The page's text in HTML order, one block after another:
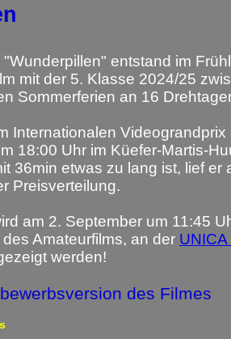
entstand im
mit der 5. Klasse 2024/25
Sommerferien an 16
Internationalen Videograndprix
18:00 Uhr im Küefer-Martis-
36min etwas zu lang ist, lief er
Preisverteilung.
am 2. September um 11:45
Amateurfilms, an der
werden!
des Filmes